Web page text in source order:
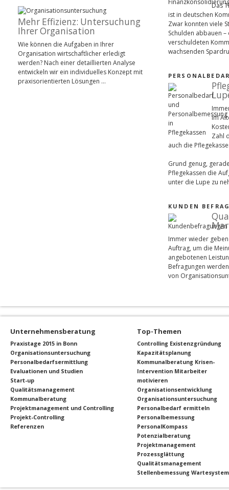
Mehr Effizienz: Untersuchung
Ihrer Organisation
Wie können die Aufgaben in Ihrer
Organisation wirtschaftlicher erledigt
werden? Nach einer detaillierten Analyse
entwickeln wir ein individuelles Konzept mit
praxisorientierten Lösungen …
Das
ist in deutschen
Zwar konnten viele
Schulden abbauen
verschuldeten
wachsenden
im
Zahl
auch die
Grund genug,
Pflegekassen die
unter die Lupe zu
KUNDEN
Immer wieder
Auftrag, um die
angebotenen
Befragungen
von
Unternehmensberatung
Praxistage 2015 in Bonn
Organisationsuntersuchung
Personalbedarfsermittlung
Evaluationen und Studien
Start-up
Qualitätsmanagement
Kommunalberatung
Projektmanagement und Controlling
Projekt-Controlling
Referenzen
Top-Themen
Controlling Existenzgründung
Kapazitätsplanung
Kommunalberatung Krisen-
Intervention Mitarbeiter
motivieren
Organisationsentwicklung
Organisationsuntersuchung
Personalbedarf ermitteln
Personalbemessung
PersonalKompass
Potenzialberatung
Projektmanagement
Prozessglättung
Qualitätsmanagement
Stellenbemessung Wartesystem